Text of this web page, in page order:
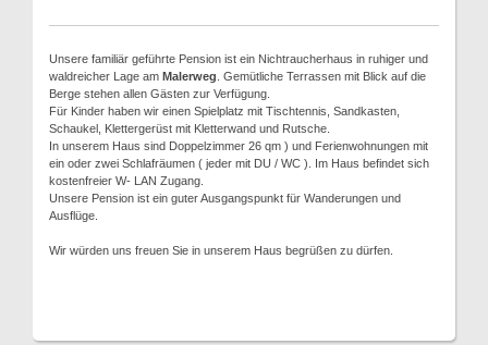
Unsere familiär geführte Pension ist ein Nichtraucherhaus in ruhiger und
waldreicher Lage am Malerweg . Gemütliche Terrassen mit Blick auf die
Berge stehen allen Gästen zur Verfügung.
Für Kinder haben wir einen Spielplatz mit Tischtennis, Sandkasten,
Schaukel, Klettergerüst mit Kletterwand und Rutsche.
In unserem Haus sind Doppelzimmer 26 qm ) und Ferienwohnungen mit
ein oder zwei Schlafräumen ( jeder mit DU / WC ). Im Haus befindet sich
kostenfreier W- LAN Zugang.
Unsere Pension ist ein guter Ausgangspunkt für Wanderungen und
Ausflüge.
Wir würden uns freuen Sie in unserem Haus begrüßen zu dürfen.